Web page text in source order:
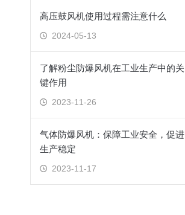
高压鼓风机使用过程需注意什么
2024-05-13
了解粉尘防爆风机在工业生产中的关
键作用
2023-11-26
气体防爆风机：保障工业安全，促进
生产稳定
2023-11-17